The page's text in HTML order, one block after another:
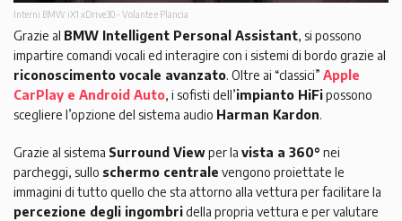
Interni BMW iX1 xDrive30 - Volante e Plancia
Grazie al BMW Intelligent Personal Assistant, si possono
impartire comandi vocali ed interagire con i sistemi di bordo grazie al
riconoscimento vocale avanzato. Oltre ai “classici” Apple
CarPlay e Android Auto, i sofisti dell’impianto HiFipossono
scegliere l’opzione del sistema audio Harman Kardon.
Grazie al sistema Surround Viewper la vista a 360° nei
parcheggi, sullo schermo centrale vengono proiettate le
immagini di tutto quello che sta attorno alla vettura per facilitare la
percezione degli ingombridella propria vettura e per valutare